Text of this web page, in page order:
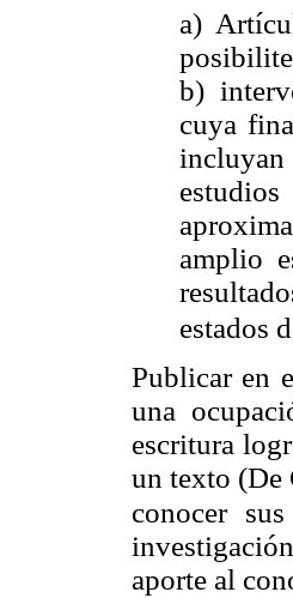
a)
b)
cuya
incluyan
amplio
estados
Publicar en
una
escritura
un texto (De
conocer
aporte al